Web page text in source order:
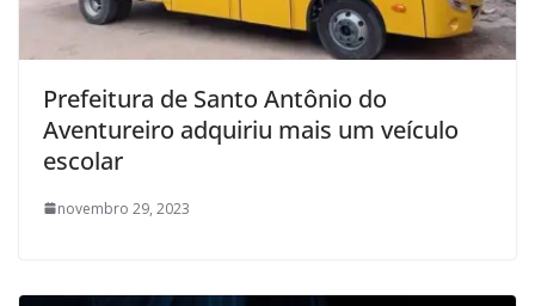
Prefeitura de Santo Antônio do
Aventureiro adquiriu mais um veículo
escolar
novembro 29, 2023